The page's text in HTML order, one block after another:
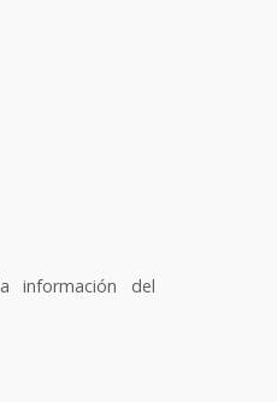
información del